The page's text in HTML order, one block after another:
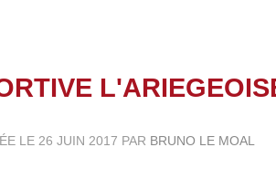
LE 26 JUIN 2017 PAR BRUNO LE MOAL